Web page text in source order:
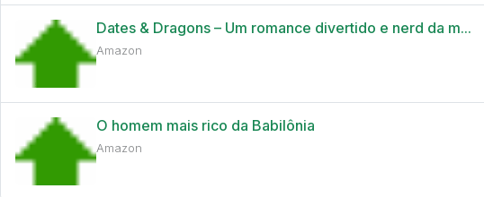
Dates & Dragons – Um romance divertido e nerd da m...
Amazon
O homem mais rico da Babilônia
Amazon